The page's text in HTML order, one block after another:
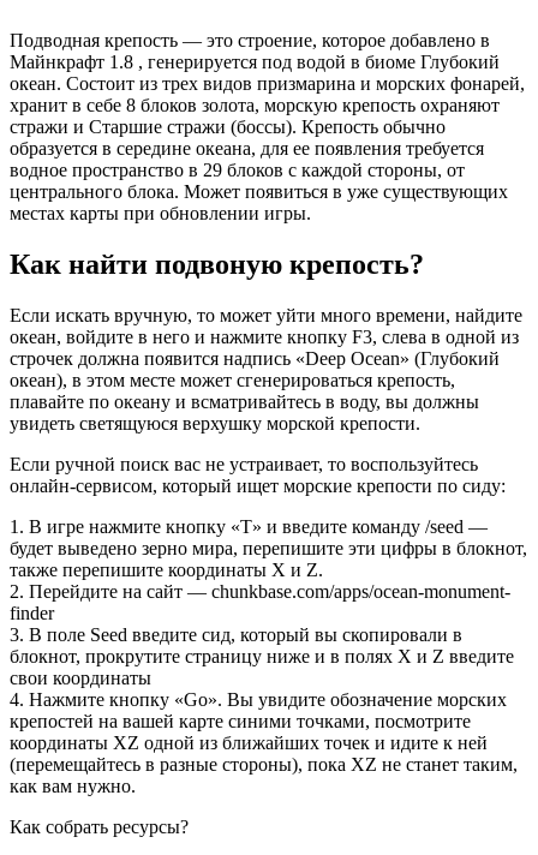
Подводная крепость — это строение, которое добавлено в
Майнкрафт 1.8 , генерируется под водой в биоме Глубокий
океан. Состоит из трех видов призмарина и морских фонарей,
хранит в себе 8 блоков золота, морскую крепость охраняют
стражи и Старшие стражи (боссы). Крепость обычно
образуется в середине океана, для ее появления требуется
водное пространство в 29 блоков с каждой стороны, от
центрального блока. Может появиться в уже существующих
местах карты при обновлении игры.
Как найти подвоную крепость?
Если искать вручную, то может уйти много времени, найдите
океан, войдите в него и нажмите кнопку F3, слева в одной из
строчек должна появится надпись «Deep Ocean» (Глубокий
океан), в этом месте может сгенерироваться крепость,
плавайте по океану и всматривайтесь в воду, вы должны
увидеть светящуюся верхушку морской крепости.
Если ручной поиск вас не устраивает, то воспользуйтесь
онлайн-сервисом, который ищет морские крепости по сиду:
1. В игре нажмите кнопку «T» и введите команду /seed —
будет выведено зерно мира, перепишите эти цифры в блокнот,
также перепишите координаты X и Z.
2. Перейдите на сайт — chunkbase.com/apps/ocean-monument-
finder
3. В поле Seed введите сид, который вы скопировали в
блокнот, прокрутите страницу ниже и в полях X и Z введите
свои координаты
4. Нажмите кнопку «Go». Вы увидите обозначение морских
крепостей на вашей карте синими точками, посмотрите
координаты XZ одной из ближайших точек и идите к ней
(перемещайтесь в разные стороны), пока XZ не станет таким,
как вам нужно.
Как собрать ресурсы?